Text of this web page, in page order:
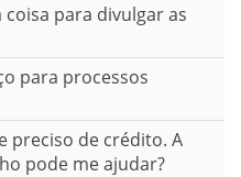
coisa para divulgar as
para processos
preciso de crédito. A
pode me ajudar?